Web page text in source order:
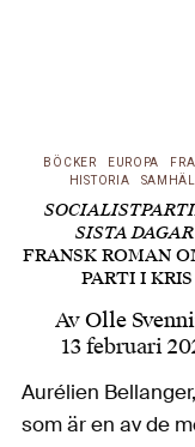
BÖCKER EUROPA
HISTORIA
SISTA DAGAR
FRANSK ROMAN
PARTI I KRIS
AvOlle
13 februari
Aurélien Bellanger,
som är en av de